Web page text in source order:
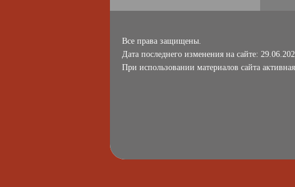
Все права защищены.
Дата последнего изменения на сайте:
При использовании материалов сайта